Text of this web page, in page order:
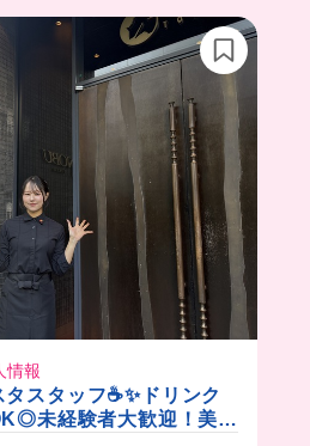
情報
スタッフ☕️✨ドリンク
未経験者大歓迎！美味